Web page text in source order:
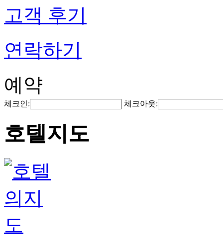
고객 후기
연락하기
예약
체크인: 체크아웃:
호텔지도